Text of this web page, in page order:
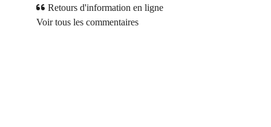
Retours d'information en ligne
Voir tous les commentaires